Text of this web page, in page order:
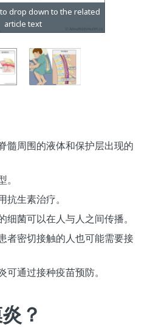
髓周围的液体和保护层出现的
抗生素治疗。
细菌可以在人与人之间传播。
者密切接触的人也可能需要接
可通过接种疫苗预防。
？